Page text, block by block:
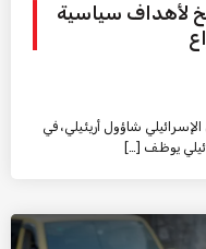
لأهداف سياسية
شاؤول أريئيلي، في
يوظف […]